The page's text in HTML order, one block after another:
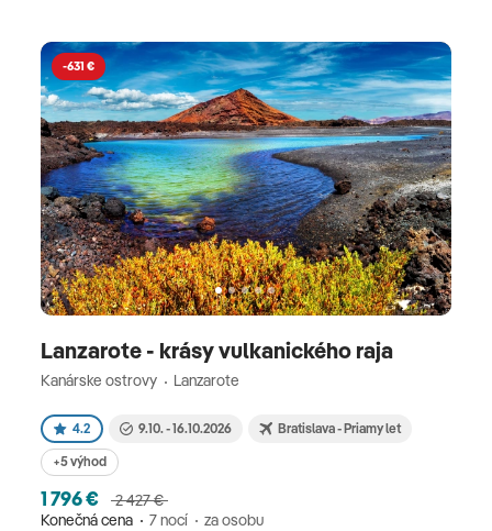
-631 €
Lanzarote - krásy vulkanického raja
Kanárske ostrovy Lanzarote
4.2 9.10. - 16.10.2026 Bratislava - Priamy let
+5 výhod
1 796 €
2 427 €
Konečná cena
7 nocí za osobu